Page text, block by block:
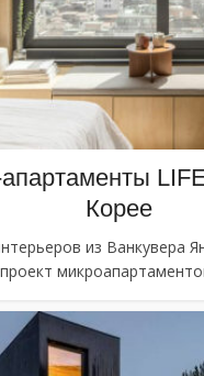
Корее
из Ванкувера